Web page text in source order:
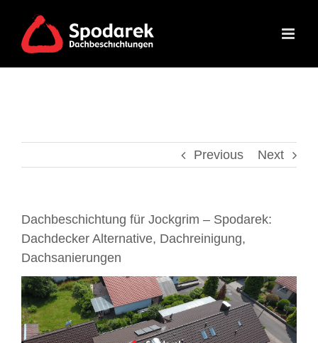
content
Previous Next
Dachbeschichtung für Jockgrim – Spodarek:
Dachdecker Alternative, Dachreinigung,
Dachsanierungen